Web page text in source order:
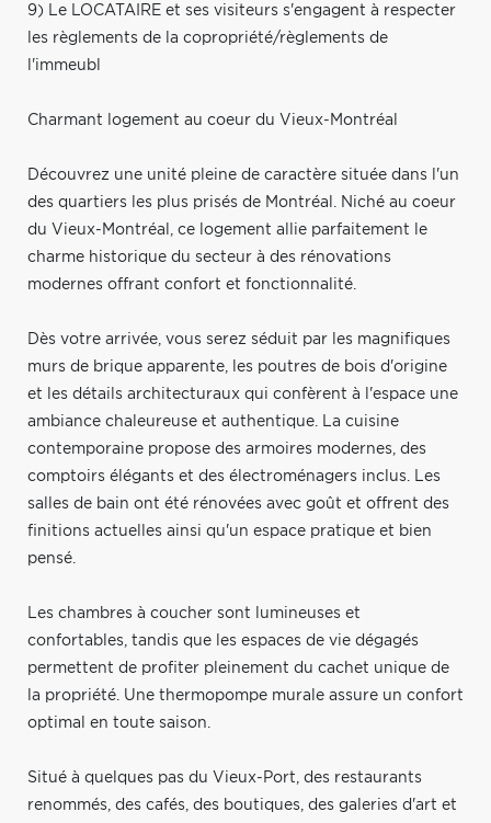
9) Le LOCATAIRE et ses visiteurs s'engagent à respecter
les règlements de la copropriété/règlements de
l'immeubl
Charmant logement au coeur du Vieux-Montréal
Découvrez une unité pleine de caractère située dans l'un
des quartiers les plus prisés de Montréal. Niché au coeur
du Vieux-Montréal, ce logement allie parfaitement le
charme historique du secteur à des rénovations
modernes offrant confort et fonctionnalité.
Dès votre arrivée, vous serez séduit par les magnifiques
murs de brique apparente, les poutres de bois d'origine
et les détails architecturaux qui confèrent à l'espace une
ambiance chaleureuse et authentique. La cuisine
contemporaine propose des armoires modernes, des
comptoirs élégants et des électroménagers inclus. Les
salles de bain ont été rénovées avec goût et offrent des
finitions actuelles ainsi qu'un espace pratique et bien
pensé.
Les chambres à coucher sont lumineuses et
confortables, tandis que les espaces de vie dégagés
permettent de profiter pleinement du cachet unique de
la propriété. Une thermopompe murale assure un confort
optimal en toute saison.
Situé à quelques pas du Vieux-Port, des restaurants
renommés, des cafés, des boutiques, des galeries d'art et